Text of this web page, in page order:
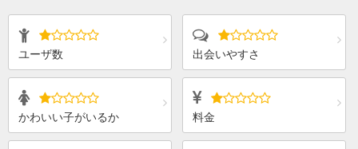
ユーザ数 出会いやすさ
かわいい子がいるか 料金